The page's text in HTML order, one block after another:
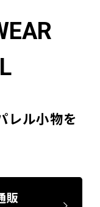
レル小物を
販